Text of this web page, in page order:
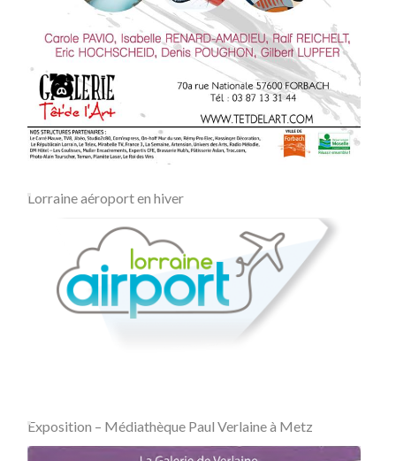
Lorraine aéroport en hiver
Exposition – Médiathèque Paul Verlaine à Metz